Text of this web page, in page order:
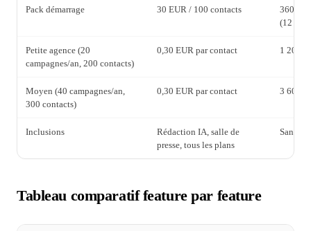
Pack démarrage 30 EUR / 100 contacts
360
(12
Petite agence (20
campagnes/an, 200 contacts)
0,30 EUR par contact 1 200
Moyen (40 campagnes/an,
300 contacts)
0,30 EUR par contact 3 600
Inclusions
Rédaction IA, salle de
presse, tous les plans
Sans
Tableau comparatif feature par feature